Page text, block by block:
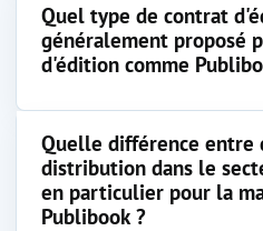
Quel type de contrat
généralement proposé
d'édition comme
Quelle différence entre
distribution dans le
en particulier pour la
Publibook ?